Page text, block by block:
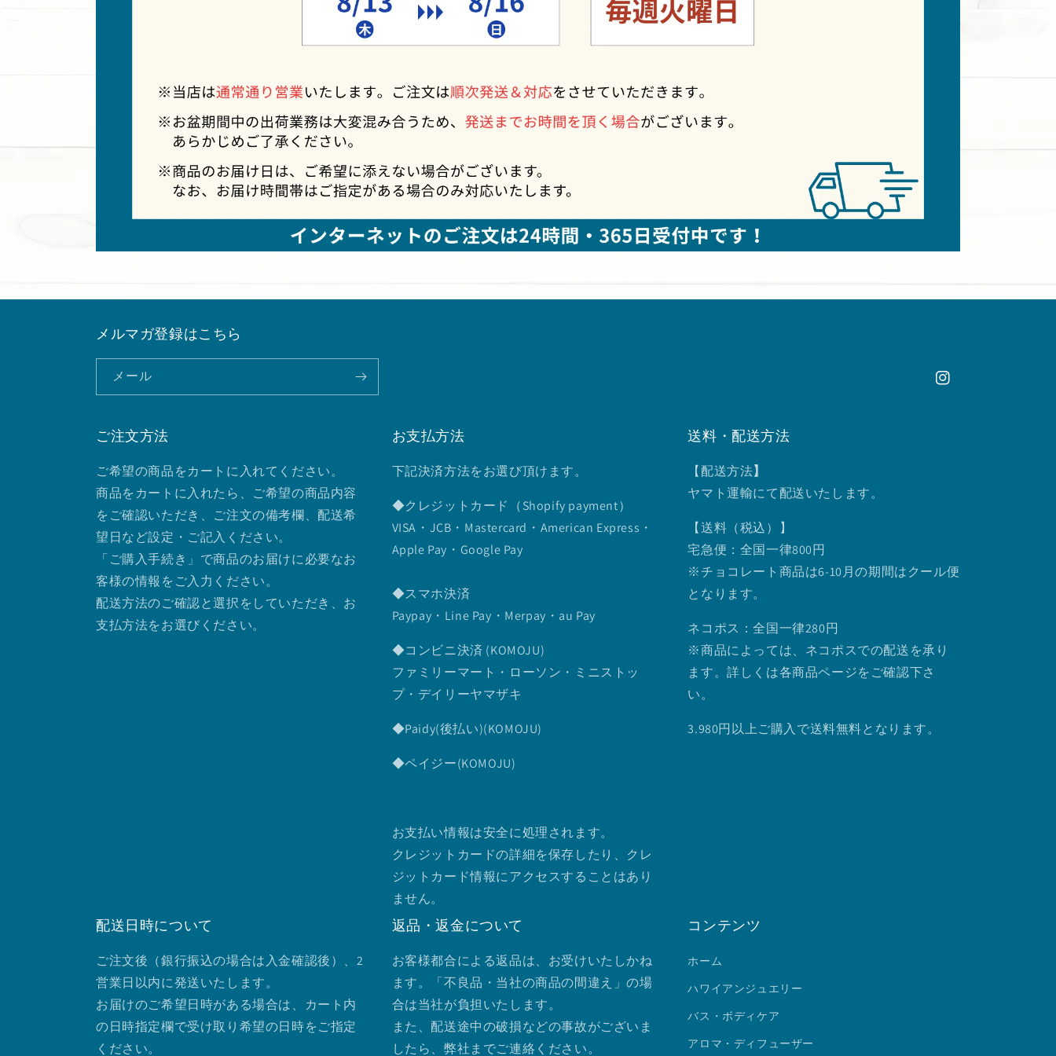
メルマガ登録はこちら
メール
Instagram
ご注文方法
ご希望の商品をカートに入れてください。
商品をカートに入れたら、ご希望の商品内容
をご確認いただき、ご注文の備考欄、配送希
望日など設定・ご記入ください。
「ご購入手続き」で商品のお届けに必要なお
客様の情報をご入力ください。
配送方法のご確認と選択をしていただき、お
支払方法をお選びください。
お支払方法
下記決済方法をお選び頂けます。
◆クレジットカード（Shopify payment）
VISA・JCB・Mastercard・American Express・
Apple Pay・Google Pay
◆スマホ決済
Paypay・Line Pay・Merpay・au Pay
◆コンビニ決済 (KOMOJU)
ファミリーマート・ローソン・ミニストッ
プ・デイリーヤマザキ
◆Paidy(後払い)(KOMOJU)
◆ペイジー(KOMOJU)
お支払い情報は安全に処理されます。
クレジットカードの詳細を保存したり、クレ
ジットカード情報にアクセスすることはあり
ません。
送料・配送方法
【配送方法】
ヤマト運輸にて配送いたします。
【送料（税込）】
宅急便：全国一律800円
※チョコレート商品は6-10月の期間はクール便
となります。
ネコポス：全国一律280円
※商品によっては、ネコポスでの配送を承り
ます。詳しくは各商品ページをご確認下さ
い。
3.980円以上ご購入で送料無料となります。
配送日時について
ご注文後（銀行振込の場合は入金確認後）、2
営業日以内に発送いたします。
お届けのご希望日時がある場合は、カート内
の日時指定欄で受け取り希望の日時をご指定
ください。
返品・返金について
お客様都合による返品は、お受けいたしかね
ます。「不良品・当社の商品の間違え」の場
合は当社が負担いたします。
また、配送途中の破損などの事故がございま
したら、弊社までご連絡ください。
コンテンツ
ホーム
ハワイアンジュエリー
バス・ボディケア
アロマ・ディフューザー